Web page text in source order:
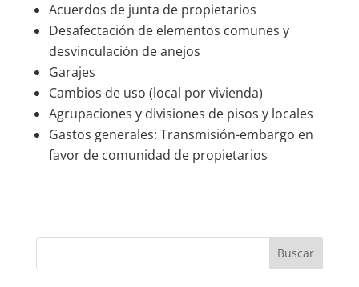
Acuerdos de junta de propietarios
Desafectación de elementos comunes y
desvinculación de anejos
Garajes
Cambios de uso (local por vivienda)
Agrupaciones y divisiones de pisos y locales
Gastos generales: Transmisión-embargo en
favor de comunidad de propietarios